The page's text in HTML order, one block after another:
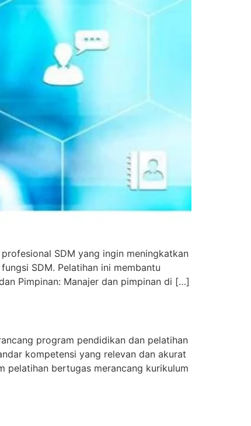
SDM yang ingin meningkatkan
SDM. Pelatihan ini membantu
Pimpinan: Manajer dan pimpinan di […]
program pendidikan dan pelatihan
kompetensi yang relevan dan akurat
pelatihan bertugas merancang kurikulum